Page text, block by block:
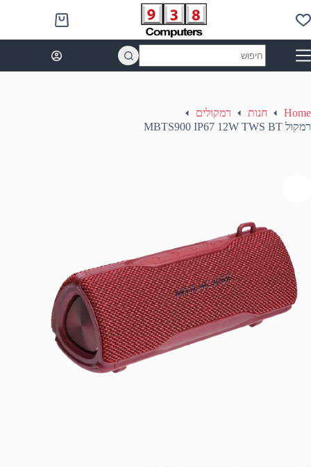
to
content
Shopping
cart
results
Home חנות
רמקולים
רמקול MBTS900 IP67 12W TWS BT